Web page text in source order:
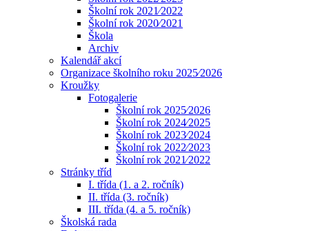
Školní rok 2021⁄2022
Školní rok 2020⁄2021
Škola
Archiv
Kalendář akcí
Organizace školního roku 2025⁄2026
Kroužky
Fotogalerie
Školní rok 2025⁄2026
Školní rok 2024⁄2025
Školní rok 2023⁄2024
Školní rok 2022⁄2023
Školní rok 2021⁄2022
Stránky tříd
I. třída (1. a 2. ročník)
II. třída (3. ročník)
III. třída (4. a 5. ročník)
Školská rada